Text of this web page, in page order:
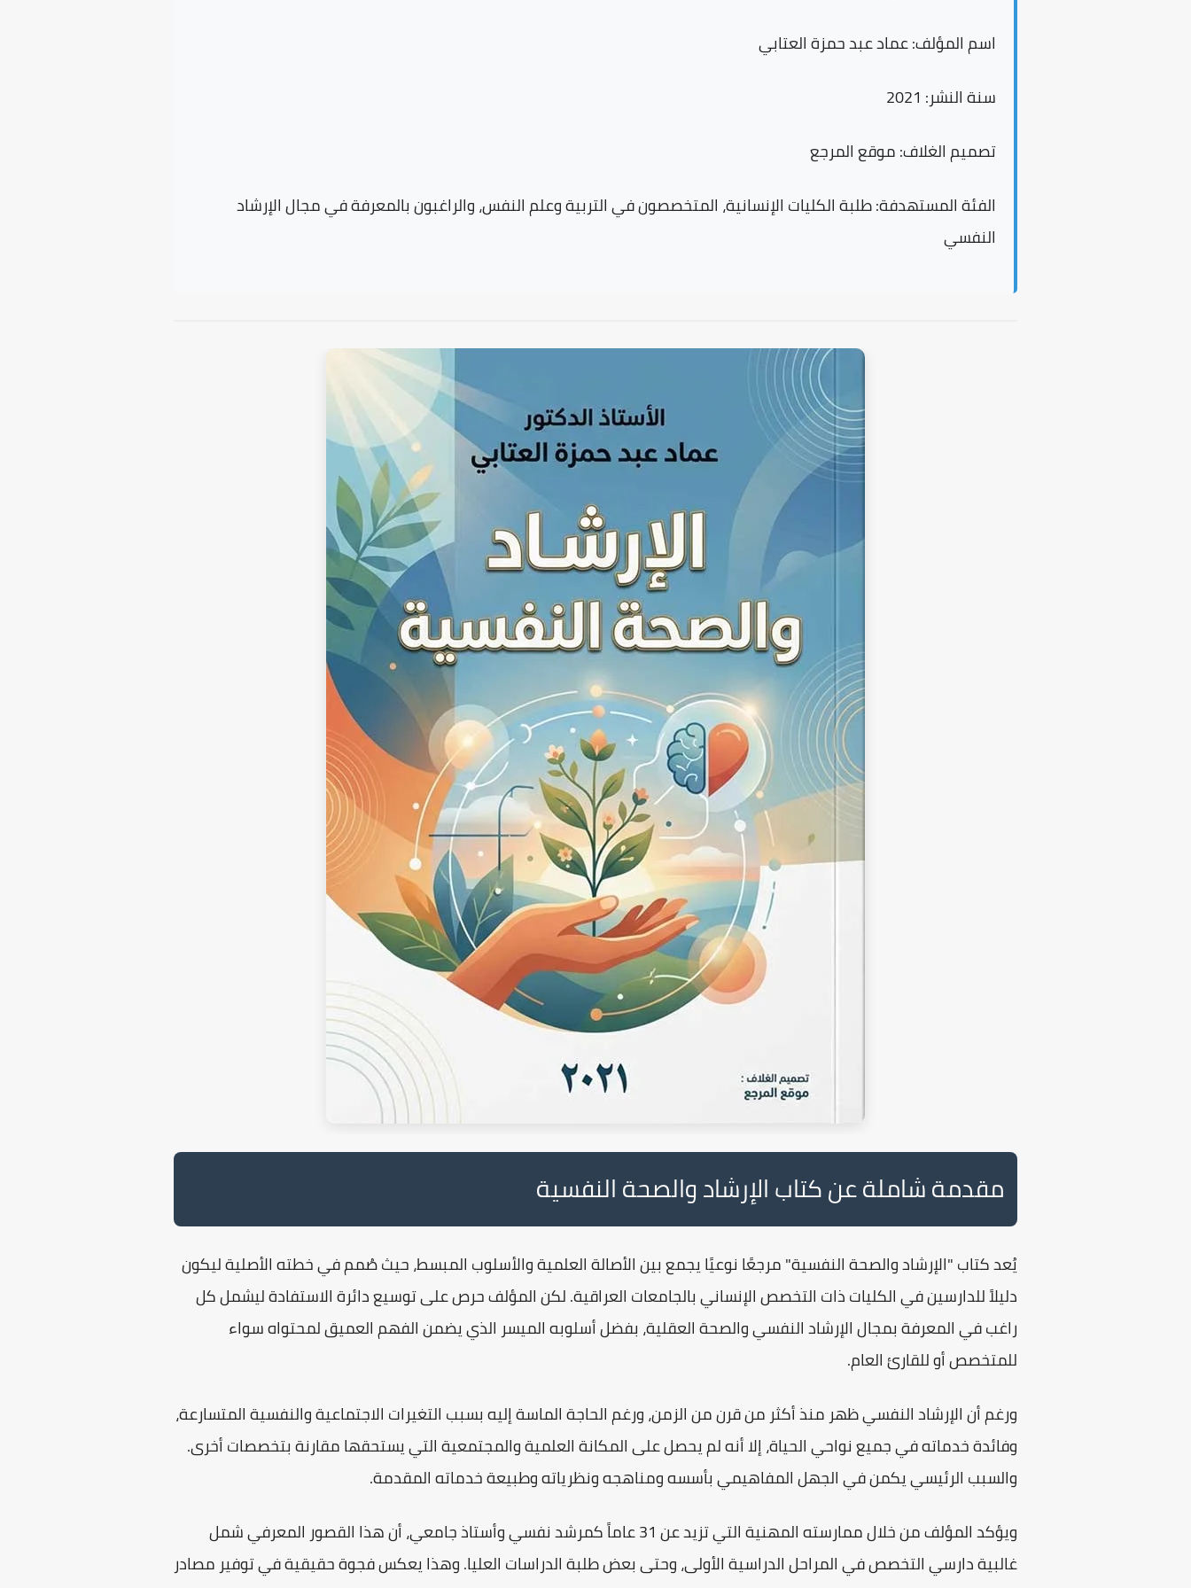
اسم المؤلف:عماد عبد حمزة العتابي
سنة النشر:
تصميم الغلاف:موقع المرجع
الفئة المستهدفة:طلبة الكليات الإنسانية، المتخصصون في التربية وعلم النفس، والراغبون بالمعرفة في مجال الإرشاد
النفسي
مقدمة شاملة عن كتاب الإرشاد والصحة النفسية
يُعد كتاب"الإرشاد والصحة النفسية"مرجعًا نوعيًا يجمع بين الأصالة العلمية والأسلوب المبسط، حيث صُمم في خطته الأصلية ليكون
دليلاً للدارسين في الكليات ذات التخصص الإنساني بالجامعات العراقية. لكن المؤلف حرص على توسيع دائرة الاستفادة ليشمل كل
راغب في المعرفةبمجال الإرشاد النفسي والصحة العقلية، بفضل أسلوبه الميسر الذي يضمن الفهم العميق لمحتواه سواء
للمتخصص أو للقارئ العام.
ورغم أنالإرشاد النفسيظهر منذ أكثر من قرن من الزمن، ورغم الحاجة الماسة إليه بسبب التغيرات الاجتماعية والنفسية المتسارعة،
وفائدة خدماته في جميع نواحي الحياة، إلا أنه لم يحصل على المكانة العلمية والمجتمعية التي يستحقها مقارنة بتخصصات أخرى.
والسبب الرئيسي يكمن فيالجهل المفاهيميبأسسه ومناهجه ونظرياته وطبيعة خدماته المقدمة.
ويؤكد المؤلف من خلال ممارسته المهنية التي تزيد عن 31 عاماً
كمرشد نفسي وأستاذ جامعي، أن هذا القصور المعرفي شمل
غالبية دارسي التخصص في المراحل الدراسية الأولى، وحتى بعض طلبة الدراسات العليا. وهذا يعكس فجوة حقيقية في توفير مصادر